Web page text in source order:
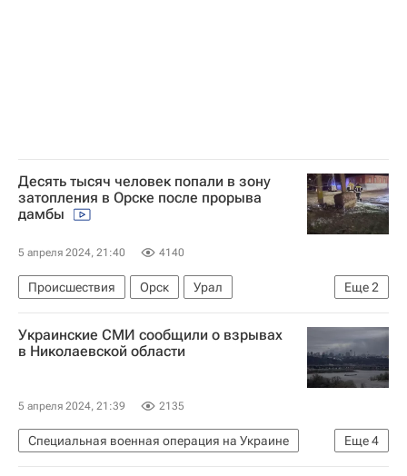
Десять тысяч человек попали в зону
затопления в Орске после прорыва
дамбы
5 апреля 2024, 21:40 4140
Еще2
Происшествия Орск
Урал
Советский район
Прорыв дамбы в Орске
Украинские СМИ сообщили о взрывах
в Николаевской области
5 апреля 2024, 21:39 2135
Еще4
Специальная военная операция на Украине
Николаевская область
Украина Одесса